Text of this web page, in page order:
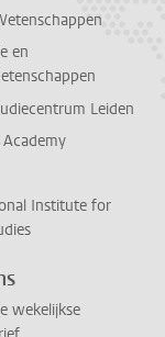
en
Leiden
Institute for
wekelijkse